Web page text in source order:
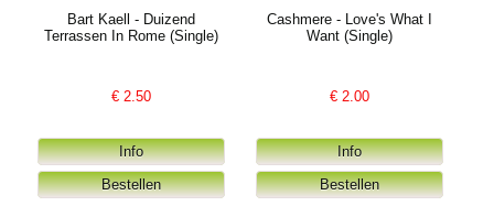
Bart Kaell - Duizend
Terrassen In Rome (Single)
€ 2.50
Cashmere - Love's What I
Want (Single)
€ 2.00